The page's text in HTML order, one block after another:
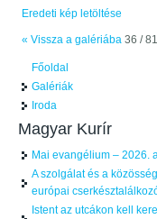
Eredeti kép letöltése
« Vissza a galériába 36 / 81
Főoldal
Galériák
Iroda
Magyar Kurír
Mai evangélium – 2026.
A szolgálat és a
európai
Istent az utcákon kell